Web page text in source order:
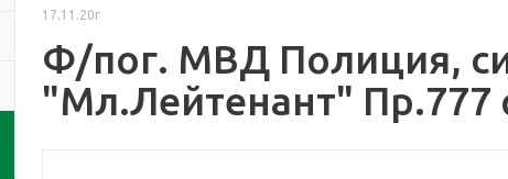
17.11.20г
Ф/пог. МВД Полиция,
"Мл.Лейтенант" Пр.777